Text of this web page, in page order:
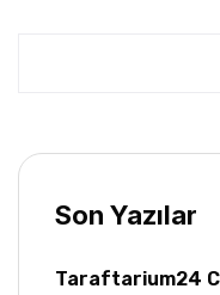
Son Yazılar
Taraftarium24